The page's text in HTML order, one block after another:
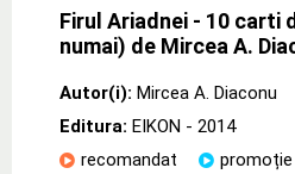
Firul Ariadnei - 10 carti
numai) de Mircea A.
Autor(i): Mircea A. Diaconu
Editura: EIKON - 2014
recomandat
promoție